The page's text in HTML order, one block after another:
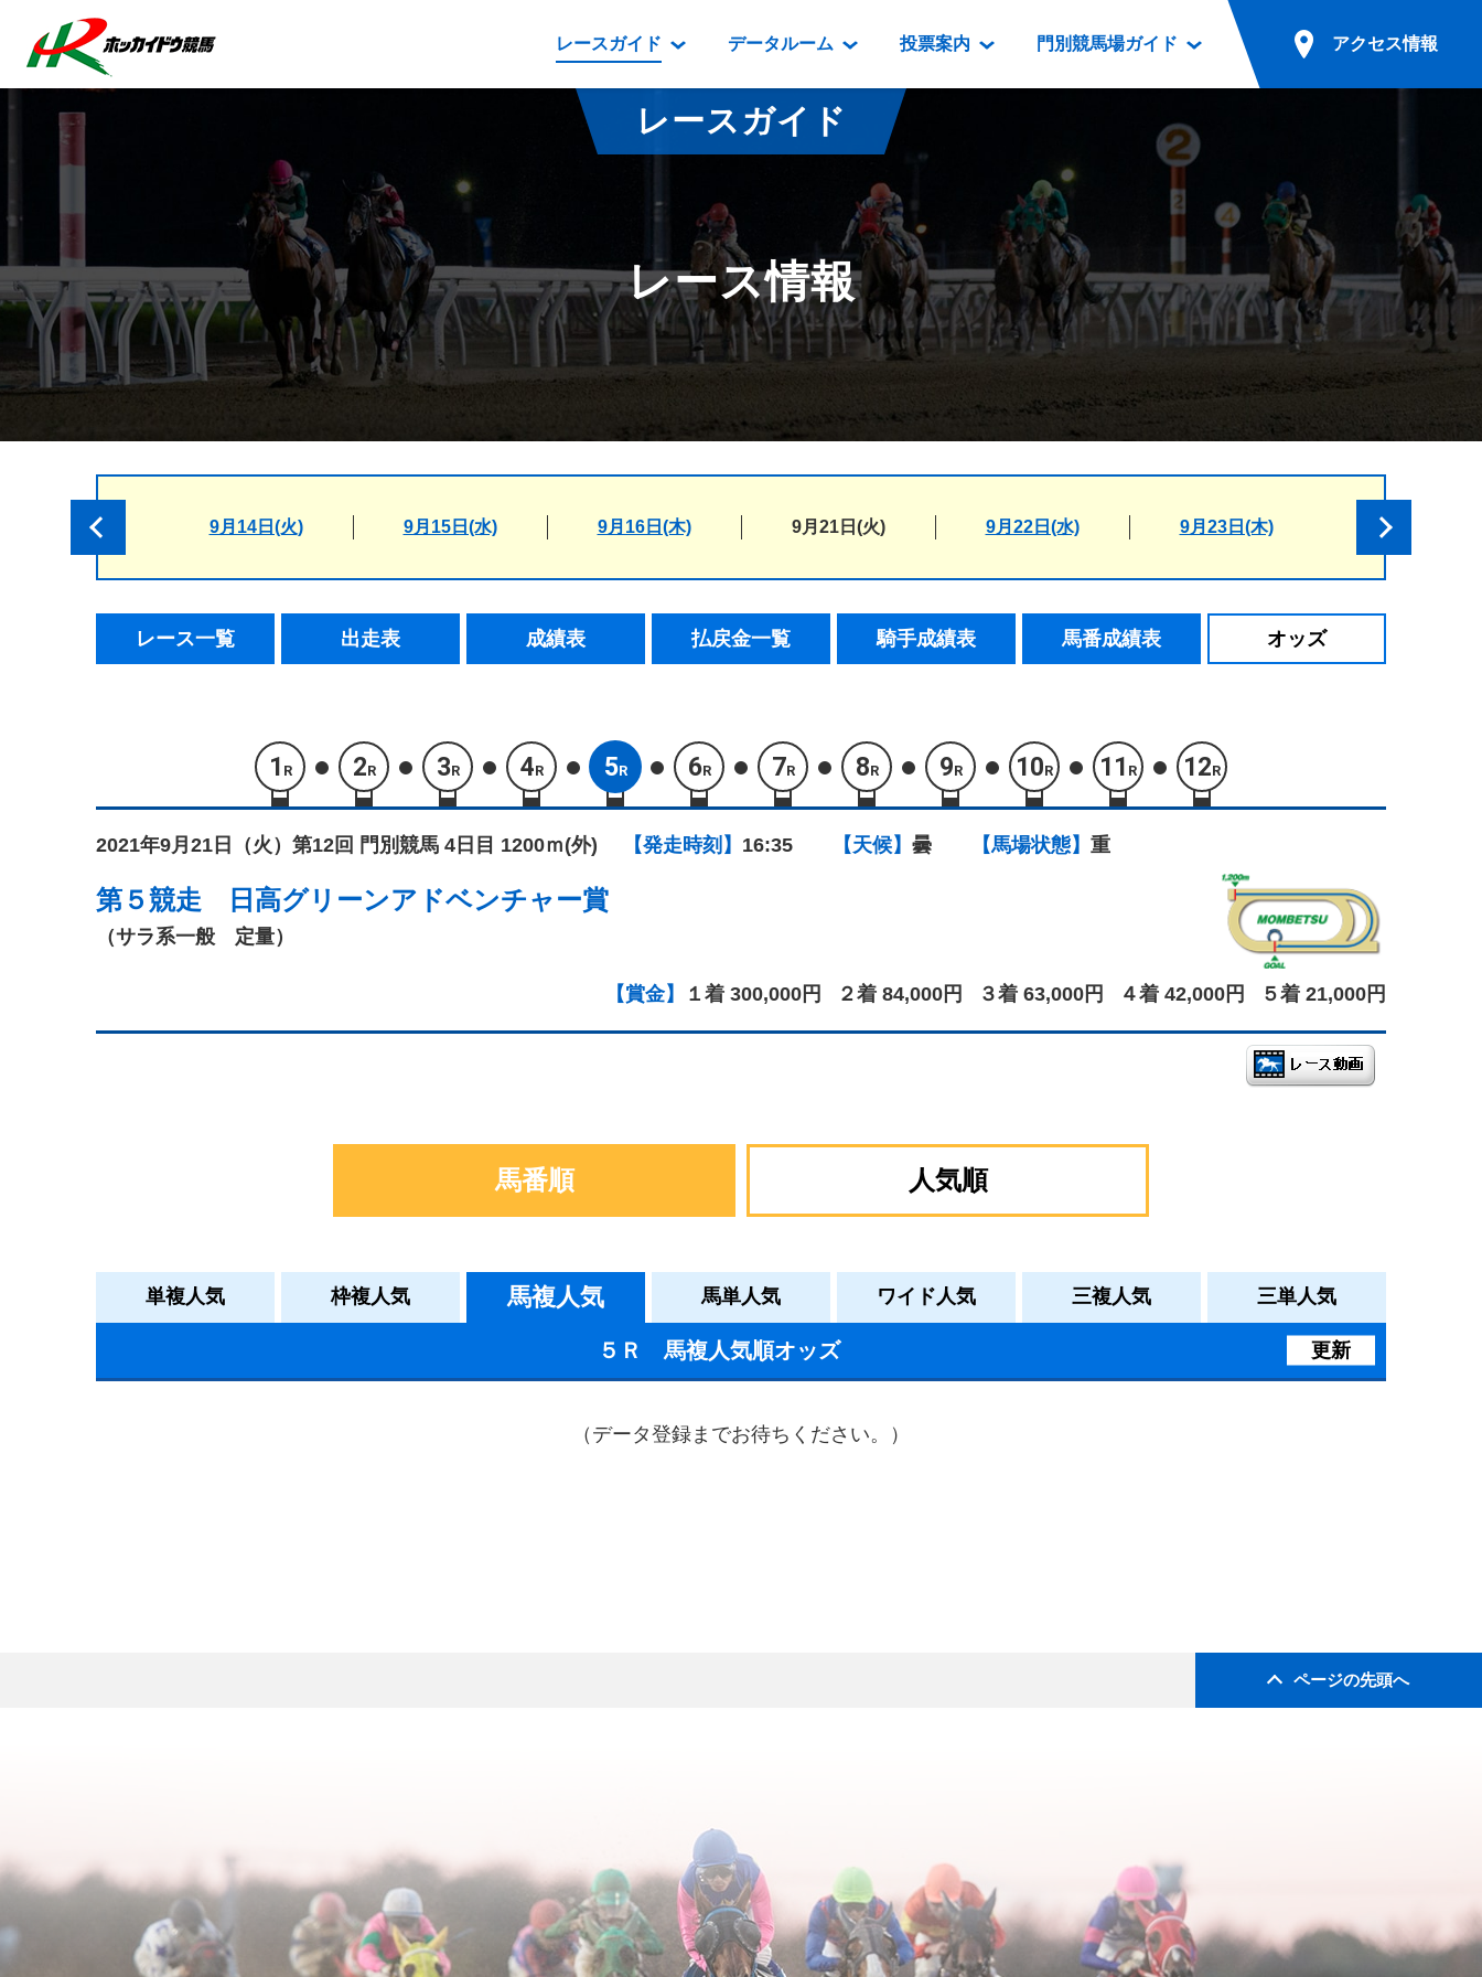
レースガイド
レース情報
払戻金一覧
騎手成績表
馬番成績表
オッズ
番組・級別表ダウンロード
開催カレンダー
重賞競走体系図
スタリオンシリーズ競走
道内の発売情報(PDF)
データルーム
データルーム
騎手・調教師紹介
坂路調教映像
遠征馬情報
番組編成要領
映像コンテンツ
重賞競走VTR
重賞競走参考VTR
レースダイジェスト
新馬ダイジェスト
投票案内
電話・インターネット投票
場外発売所
実況・テレホンサービス
発売・払戻
門別競馬場ガイド
門別競馬場情報
門別競馬場グルメ
とねっこジンギスカン
いずみ食堂
ルンビニフードカフェ
勝馬屋
アクセス情報
無料送迎バスでのご来場
公共の交通機関でのご来場
レースガイド
レース情報
9月14日(火) 9月15日(水) 9月16日(木) 9月21日(火) 9月22日(水) 9月23日(木)
レース一覧 出走表 成績表 払戻金一覧 騎手成績表 馬番成績表 オッズ
1 R 2R 3R 4R 5R 6R 7R 8R 9R 10R 11 R 12R
2021年9月21日（火） 第12回 門別競馬 4日目 1200ｍ(外) 【発走時刻】 16:35 【天候】 曇 【馬場状態】 重
第５競走 日高グリーンアドベンチャー賞
（サラ系一般 定量）
【賞金】 １着 300,000円 ２着 84,000円 ３着 63,000円 ４着 42,000円 ５着 21,000円
馬番順 人気順
単複人気 枠複人気 馬複人気 馬単人気 ワイド人気 三複人気 三単人気
５Ｒ 馬複人気順オッズ 更新
（データ登録までお待ちください。）
ページの先頭へ